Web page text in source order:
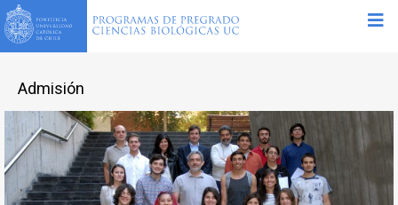
Admisión